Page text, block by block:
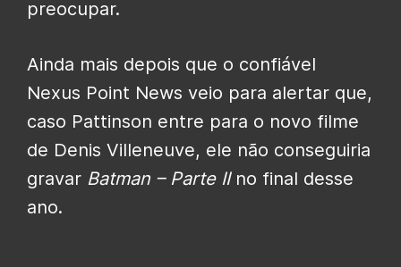
preocupar.
Ainda mais depois que o confiável
Nexus Point News veio para alertar que,
caso Pattinson entre para o novo filme
de Denis Villeneuve, ele não conseguiria
gravar Batman – Parte IIno final desse
ano.